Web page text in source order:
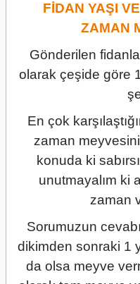
FİDAN YAŞI
ZAMAN
Gönderilen
olarak çeşide göre
En çok
zaman
konuda ki
unutmayalım ki
zaman
Sorumuzun
dikimden sonraki 1
da olsa meyve